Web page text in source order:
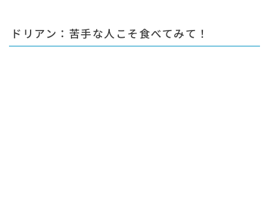
ドリアン：苦手な人こそ食べてみて！